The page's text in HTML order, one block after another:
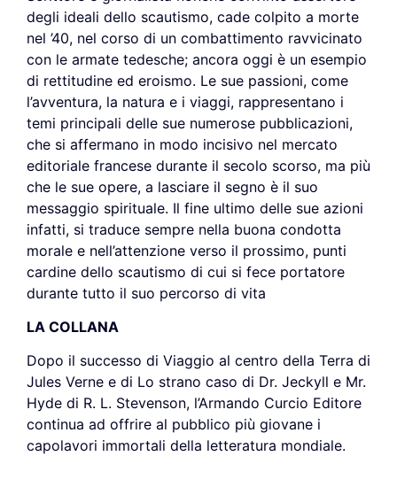
degli ideali dello scautismo, cade colpito a morte
nel ’40, nel corso di un combattimento ravvicinato
con le armate tedesche; ancora oggi è un esempio
di rettitudine ed eroismo. Le sue passioni, come
l’avventura, la natura e i viaggi, rappresentano i
temi principali delle sue numerose pubblicazioni,
che si affermano in modo incisivo nel mercato
editoriale francese durante il secolo scorso, ma più
che le sue opere, a lasciare il segno è il suo
messaggio spirituale. Il fine ultimo delle sue azioni
infatti, si traduce sempre nella buona condotta
morale e nell’attenzione verso il prossimo, punti
cardine dello scautismo di cui si fece portatore
durante tutto il suo percorso di vita
LA COLLANA
Dopo il successo di Viaggio al centro della Terra di
Jules Verne e di Lo strano caso di Dr. Jeckyll e Mr.
Hyde di R. L. Stevenson, l’Armando Curcio Editore
continua ad offrire al pubblico più giovane i
capolavori immortali della letteratura mondiale.